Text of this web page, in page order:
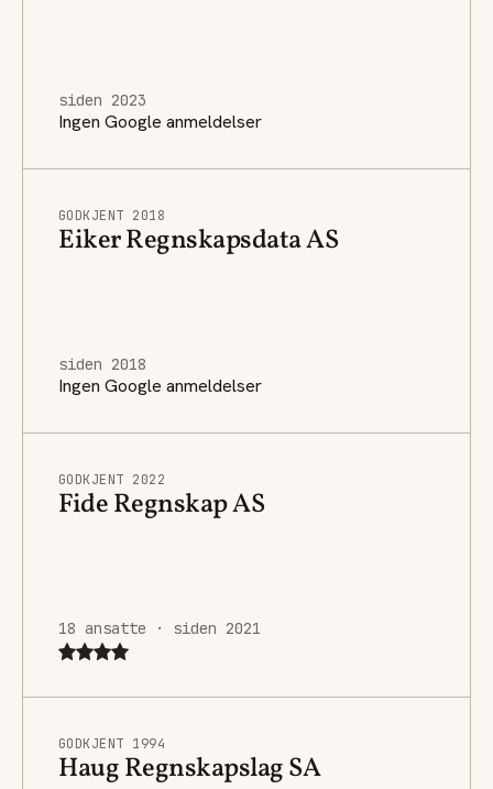
siden 2023
Ingen Google anmeldelser
GODKJENT 2018
Eiker Regnskapsdata AS
siden 2018
Ingen Google anmeldelser
GODKJENT 2022
Fide Regnskap AS
18 ansatte · siden 2021
GODKJENT 1994
Haug Regnskapslag SA